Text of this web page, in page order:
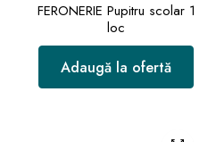
FERONERIE Pupitru scolar 1
loc
Adaugă la ofertă